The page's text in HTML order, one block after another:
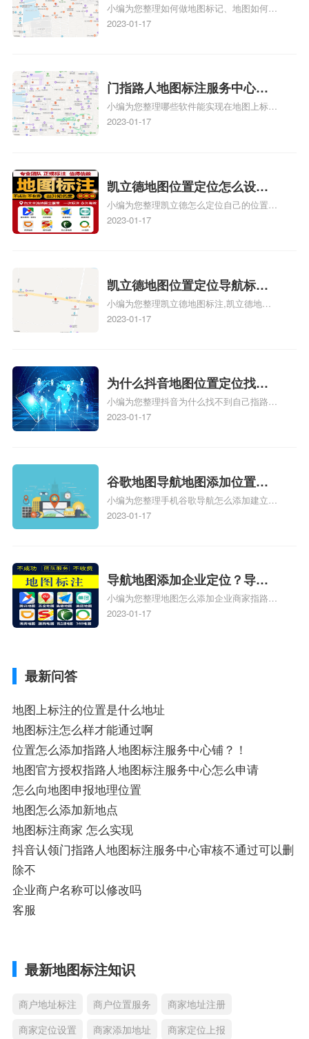
何做花小猪打车地图位置标
记？门指路人地图标注服务中
小编为您整理如何做地图标记、地图如何做
标记、so搜街景中如何做标记、360e启花贷
关地图标注知识，详情可查看下方正文！
2023-01-17
门指路人地图标注服务中心地
图位置地址标记？门指路人地
图标注服务中心苹果地图位置
小编为您整理哪些软件能实现在地图上标记
门指路人地图标注服务中心位置、门指路人
门指路人地图标注服务中心地址标注上地图
怎么弄相关地图标注知识，详情可查看下方
正文！
2023-01-17
凯立德地图位置定位怎么设置
自己的指路人地图标注服务中
心名？凯立德地图位置定位怎
小编为您整理凯立德怎么定位自己的位置
啊、手机凯立德地图定位怎么设置往上走、
地图标注服务中心铺招牌相关地图标注知
识，详情可查看下方正文！
2023-01-17
凯立德地图位置定位导航标
注？凯立德地图位置定位,导航,
标注？
小编为您整理凯立德地图标注,凯立德地图
标注怎么做啊、凯立德地图标注,凯立德地
相关地图标注知识，详情可查看下方正文！
2023-01-17
为什么抖音地图位置定位找不
到了？抖音为什么找不到当前
定位了？
小编为您整理抖音为什么找不到自己指路人
地图标注服务中心铺的位置、地图位置更新
服务中心位置、抖音突然不显示定位了相关
地图标注知识，详情可查看下方正文！
2023-01-17
谷歌地图导航地图添加位置？
添加谷歌地图导航位置？
小编为您整理手机谷歌导航怎么添加建立多
人位置、如何在地图，谷歌地图添加公司位
2023-01-17
导航地图添加企业定位？导航
定位企业？
小编为您整理地图怎么添加企业商家指路人
地图标注服务中心铺名称、地图怎么添加企
2023-01-17
最新问答
地图上标注的位置是什么地址
地图标注怎么样才能通过啊
位置怎么添加指路人地图标注服务中心铺？！
地图官方授权指路人地图标注服务中心怎么申请
怎么向地图申报地理位置
地图怎么添加新地点
地图标注商家 怎么实现
抖音认领门指路人地图标注服务中心审核不通过可以删
除不
企业商户名称可以修改吗
客服
最新地图标注知识
商户地址标注 商户位置服务
商家地址注册
商家定位设置
商家添加地址 商家定位上报